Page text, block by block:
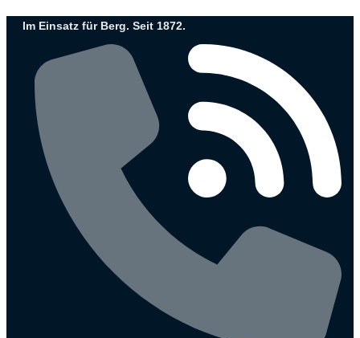
InhaltIm Einsatz für Berg. Seit 1872.